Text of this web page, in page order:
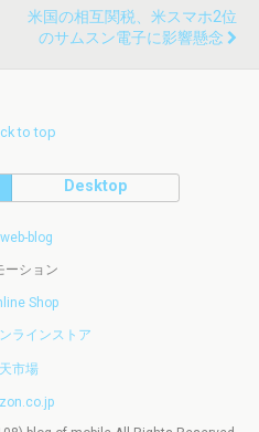
米国の相互関税、米スマホ2位
のサムスン電子に影響懸念
to top
Desktop
blog
ーション
Shop
ラインストア
市場